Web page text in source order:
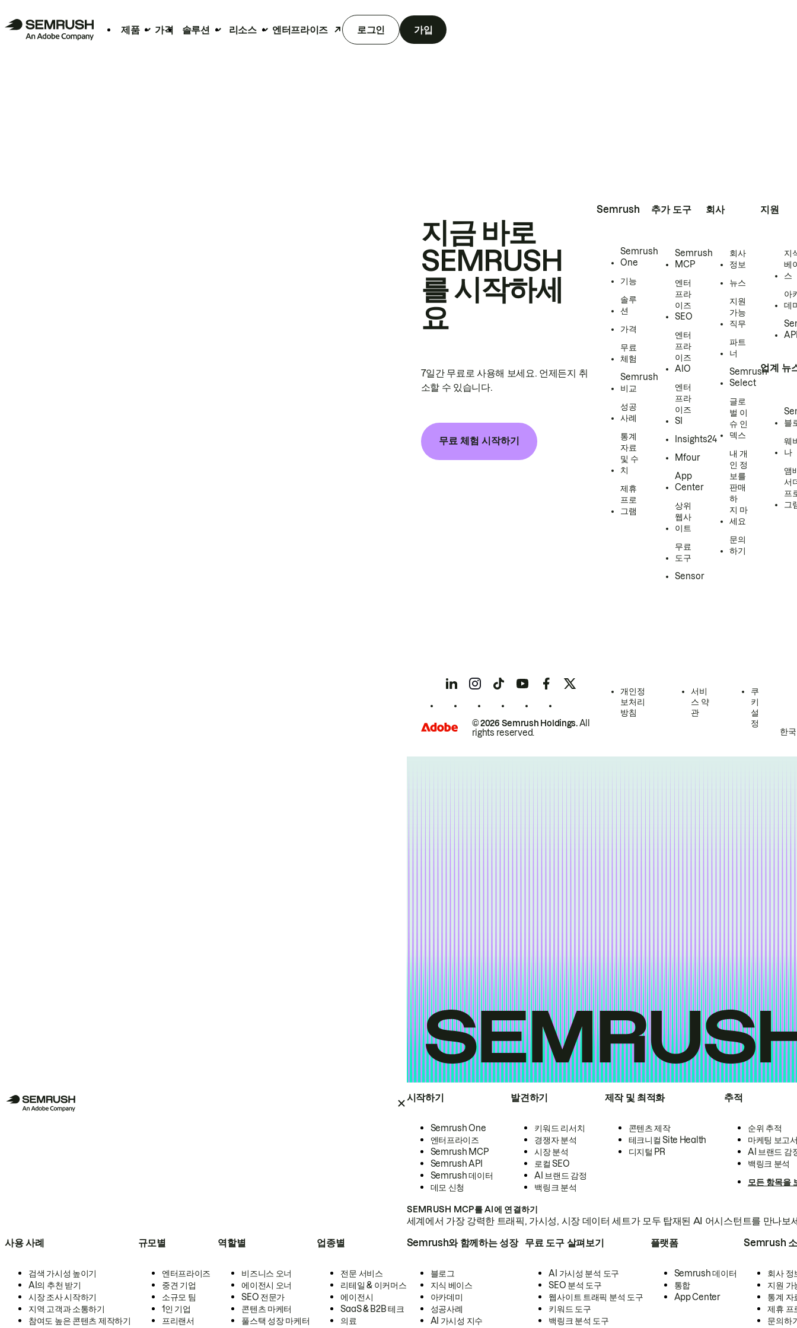
제품 가격 솔루션 리소스 엔터프라이즈 로그인 가입
시작하기
Semrush One
엔터프라이즈
Semrush MCP
Semrush API
Semrush 데이터
데모 신청
발견하기
키워드 리서치
경쟁자 분석
시장 분석
로컬 SEO
AI 브랜드 감정
백링크 분석
제작 및 최적화
콘텐츠 제작
테크니컬 Site Health
디지털 PR
추적
순위 추적
마케팅 보고
AI 브랜드 감
백링크 분석
모든 항목을
SEMRUSH MCP를 AI에 연결하기
세계에서 가장 강력한 트래픽, 가시성, 시장 데이터 세트가 모두 탑재된 AI 어시스턴트를 만나보
사용 사례
검색 가시성 높이기
AI의 추천 받기
시장 조사 시작하기
지역 고객과 소통하기
참여도 높은 콘텐츠 제작하기
규모별
엔터프라이즈
중견 기업
소규모 팀
1인 기업
프리랜서
역할별
비즈니스 오너
에이전시 오너
SEO 전문가
콘텐츠 마케터
풀스택 성장 마케터
업종별
전문 서비스
리테일 & 이커머스
에이전시
SaaS & B2B 테크
의료
Semrush와 함께하는 성장
블로그
지식 베이스
아카데미
성공사례
AI 가시성 지수
무료 도구 살펴보기
AI 가시성 분석 도구
SEO 분석 도구
웹사이트 트래픽 분석 도구
키워드 도구
백링크 분석 도구
플랫폼
Semrush 데이터
통합
App Center
Semrush
회사 정
지원 가
통계 자
제휴 프
문의하
지금 바로
SEMRUSH
를 시작하세
요
7일간 무료로 사용해 보세요. 언제든지 취
소할 수 있습니다.
무료 체험 시작하기
Semrush
Semrush
One
기능
솔루
션
가격
무료
체험
Semrush
비교
성공
사례
통계
자료
및 수
치
제휴
프로
그램
추가 도구
Semrush
MCP
엔터
프라
이즈
SEO
엔터
프라
이즈
AIO
엔터
프라
이즈
SI
Insights24
Mfour
App
Center
상위
웹사
이트
무료
도구
Sensor
회사
회사
정보
뉴스
지원
가능
직무
파트
너
Semrush
Select
글로
벌 이
슈 인
덱스
내 개
인 정
보를
판매
하
지 마
세요
문의
하기
지원
지
베
스
아
데
업계 뉴
블
웨
나
앰
서
프
그
© 2026 Semrush Holdings.All
rights reserved.
개인정
보처리
방침
서비
스 약
관
쿠
키
설
정
한